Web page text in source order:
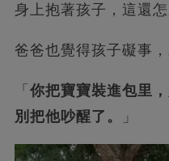
身上抱著孩子，這還
爸爸也覺得孩子礙事，
「 你把寶寶裝進包里
別把他吵醒了。
」